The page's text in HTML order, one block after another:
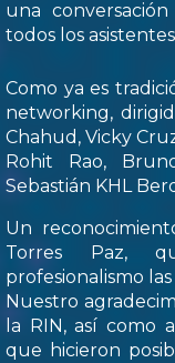
una
todos los
Como ya es
networking,
Chahud, Vicky
Rohit Rao,
Sebastián KHL
Un
Torres Paz,
profesionalismo
Nuestro
la RIN, así como
que hicieron